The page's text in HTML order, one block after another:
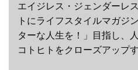
エイジレス・ジェンダーレ
トにライフスタイルマガジ
ターな人生を！」目指し、
コトヒトをクローズアップ